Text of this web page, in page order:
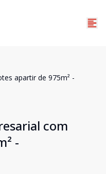
apartir de 975m² -
com
-